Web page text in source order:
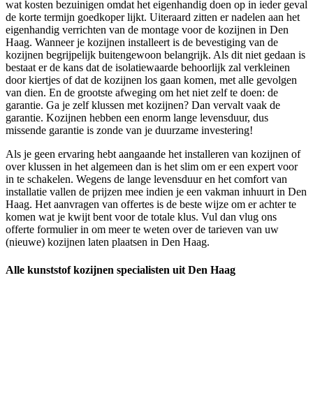
wat kosten bezuinigen omdat het eigenhandig doen op in ieder geval
de korte termijn goedkoper lijkt. Uiteraard zitten er nadelen aan het
eigenhandig verrichten van de montage voor de kozijnen in Den
Haag. Wanneer je kozijnen installeert is de bevestiging van de
kozijnen begrijpelijk buitengewoon belangrijk. Als dit niet gedaan is
bestaat er de kans dat de isolatiewaarde behoorlijk zal verkleinen
door kiertjes of dat de kozijnen los gaan komen, met alle gevolgen
van dien. En de grootste afweging om het niet zelf te doen: de
garantie. Ga je zelf klussen met kozijnen? Dan vervalt vaak de
garantie. Kozijnen hebben een enorm lange levensduur, dus
missende garantie is zonde van je duurzame investering!
Als je geen ervaring hebt aangaande het installeren van kozijnen of
over klussen in het algemeen dan is het slim om er een expert voor
in te schakelen. Wegens de lange levensduur en het comfort van
installatie vallen de prijzen mee indien je een vakman inhuurt in Den
Haag. Het aanvragen van offertes is de beste wijze om er achter te
komen wat je kwijt bent voor de totale klus. Vul dan vlug ons
offerte formulier in om meer te weten over de tarieven van uw
(nieuwe) kozijnen laten plaatsen in Den Haag.
Alle kunststof kozijnen specialisten uit Den Haag